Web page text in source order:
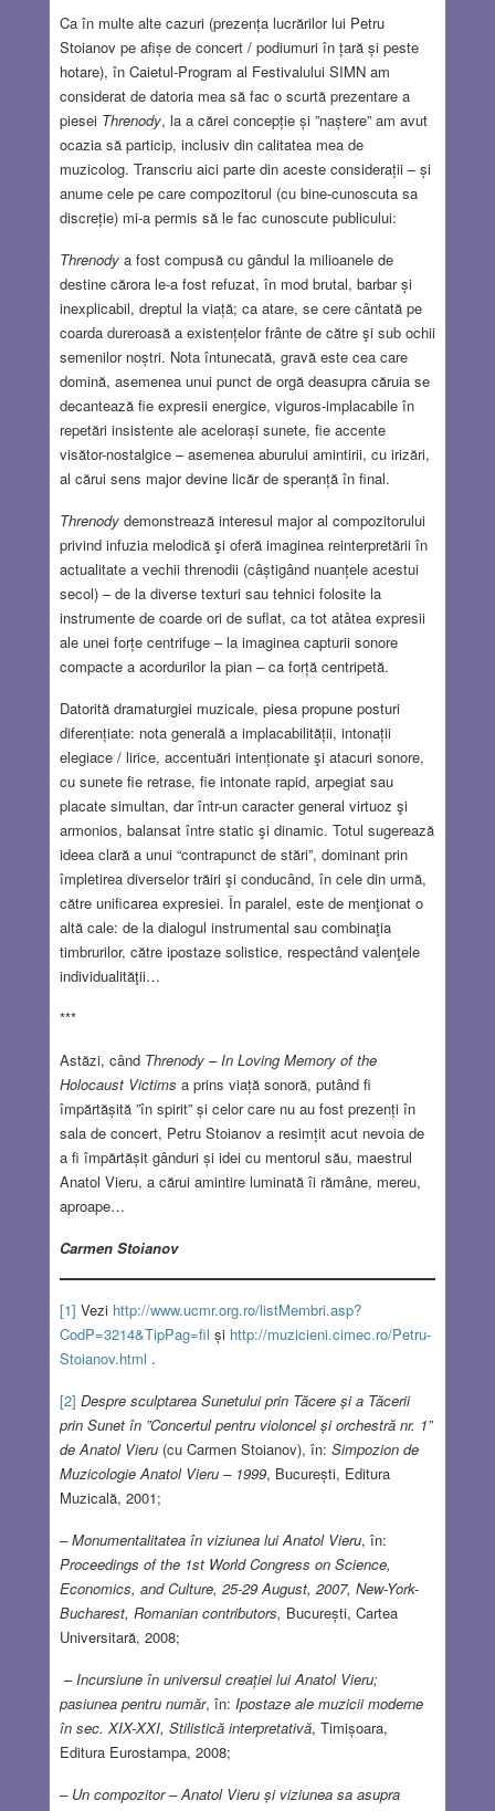
Ca în multe alte cazuri (prezența lucrărilor lui Petru
Stoianov pe afișe de concert / podiumuri în țară și peste
hotare), în Caietul-Program al Festivalului SIMN am
considerat de datoria mea să fac o scurtă prezentare a
piesei Threnody, la a cărei concepție și ”naștere” am avut
ocazia să particip, inclusiv din calitatea mea de
muzicolog. Transcriu aici parte din aceste considerații – și
anume cele pe care compozitorul (cu bine-cunoscuta sa
discreție) mi-a permis să le fac cunoscute publicului:
Threnodya fost compusă cu gândul la milioanele de
destine cărora le-a fost refuzat, în mod brutal, barbar și
inexplicabil, dreptul la viață; ca atare, se cere cântată pe
coarda dureroasă a existențelor frânte de către şi sub ochii
semenilor noștri. Nota întunecată, gravă este cea care
domină, asemenea unui punct de orgă deasupra căruia se
decantează fie expresii energice, viguros-implacabile în
repetări insistente ale acelorași sunete, fie accente
visător-nostalgice – asemenea aburului amintirii, cu irizări,
al cărui sens major devine licăr de speranță în final.
Threnody demonstrează interesul major al compozitorului
privind infuzia melodică şi oferă imaginea reinterpretării în
actualitate a vechii threnodii (câștigând nuanțele acestui
secol) – de la diverse texturi sau tehnici folosite la
instrumente de coarde ori de suflat, ca tot atâtea expresii
ale unei forțe centrifuge – la imaginea capturii sonore
compacte a acordurilor la pian – ca forță centripetă.
Datorită dramaturgiei muzicale, piesa propune posturi
diferențiate: nota generală a implacabilității, intonații
elegiace / lirice, accentuări intenționate şi atacuri sonore,
cu sunete fie retrase, fie intonate rapid, arpegiat sau
placate simultan, dar într-un caracter general virtuoz şi
armonios, balansat între static şi dinamic. Totul sugerează
ideea clară a unui “contrapunct de stări”, dominant prin
împletirea diverselor trăiri şi conducând, în cele din urmă,
către unificarea expresiei. În paralel, este de menţionat o
altă cale: de la dialogul instrumental sau combinaţia
timbrurilor, către ipostaze solistice, respectând valenţele
individualităţii…
***
Astăzi, când Threnody – In Loving Memory of the
Holocaust Victims a prins viață sonoră, putând fi
împărtășită ”în spirit” și celor care nu au fost prezenți în
sala de concert, Petru Stoianov a resimțit acut nevoia de
a fi împărtășit gânduri și idei cu mentorul său, maestrul
Anatol Vieru, a cărui amintire luminată îi rămâne, mereu,
aproape…
Carmen Stoianov
[1] Vezi http://www.ucmr.org.ro/listMembri.asp?
CodP=3214&TipPag=fil și http://muzicieni.cimec.ro/Petru-
Stoianov.html .
[2] Despre sculptarea Sunetului prin Tăcere și a Tăcerii
prin Sunet în ”Concertul pentru violoncel și orchestră nr. 1”
de Anatol Vieru (cu Carmen Stoianov), în: Simpozion de
Muzicologie Anatol Vieru – 1999, București, Editura
Muzicală, 2001;
– Monumentalitatea în viziunea lui Anatol Vieru, în:
Proceedings of the 1st World Congress on Science,
Economics, and Culture, 25-29 August, 2007, New-York-
Bucharest, Romanian contributors, București, Cartea
Universitară, 2008;
– Incursiune în universul creației lui Anatol Vieru;
pasiunea pentru număr, în: Ipostaze ale muzicii moderne
în sec. XIX-XXI, Stilistică interpretativă, Timișoara,
Editura Eurostampa, 2008;
– Un compozitor – Anatol Vieru și viziunea sa asupra